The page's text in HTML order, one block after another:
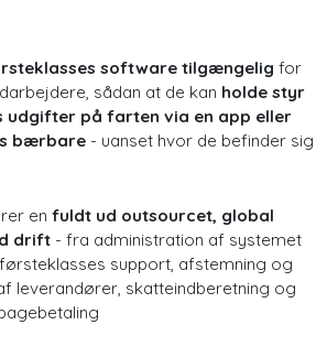
software tilgængelig for
sådan at de kan holde styr
udgifter på farten via en app eller
bærbare - uanset hvor de befinder sig
en fuldt ud outsourcet, global
drift- fra administration af systemet
support, afstemning og
leverandører, skatteindberetning og